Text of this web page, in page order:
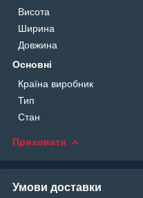
Висота
Ширина
Довжина
Основні
Країна виробник
Тип
Стан
Приховати
Умови доставки